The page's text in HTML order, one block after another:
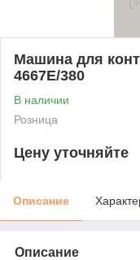
Машина для
4667E/380
В наличии
Розница
Цену уточняйте
Описание
Описание